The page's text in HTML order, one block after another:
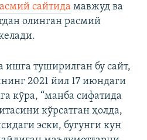
сайтида мавжуд ва
олинган расмий
ишга туширилган бу сайт,
2021 йил 17 июндаги
кўра, “манба сифатида
кўрсатган ҳолда,
эски, бугунги кун